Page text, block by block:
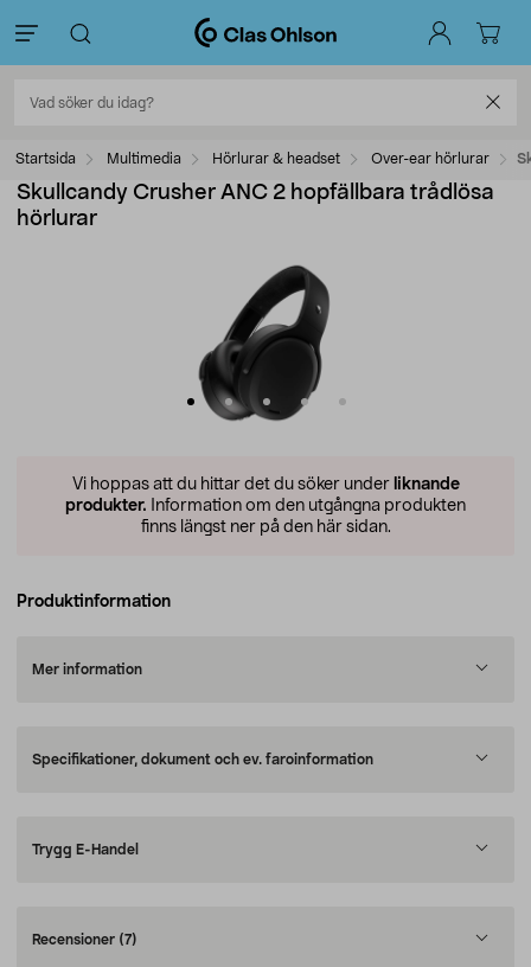
Startsida Multimedia Hörlurar & headset Over-ear hörlurar
Skullcandy Crusher ANC 2 hopfällbara trådlösa
hörlurar
Vi hoppas att du hittar det du söker under liknande
produkter. Information om den utgångna produkten
finns längst ner på den här sidan.
Produktinformation
Mer information
Specifikationer, dokument och ev. faroinformation
Trygg E-Handel
Recensioner (7)